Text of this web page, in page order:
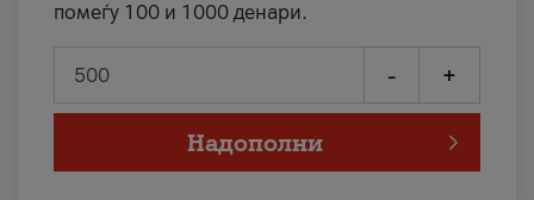
помеѓу 100 и 1000 денари.
- +
Надополни